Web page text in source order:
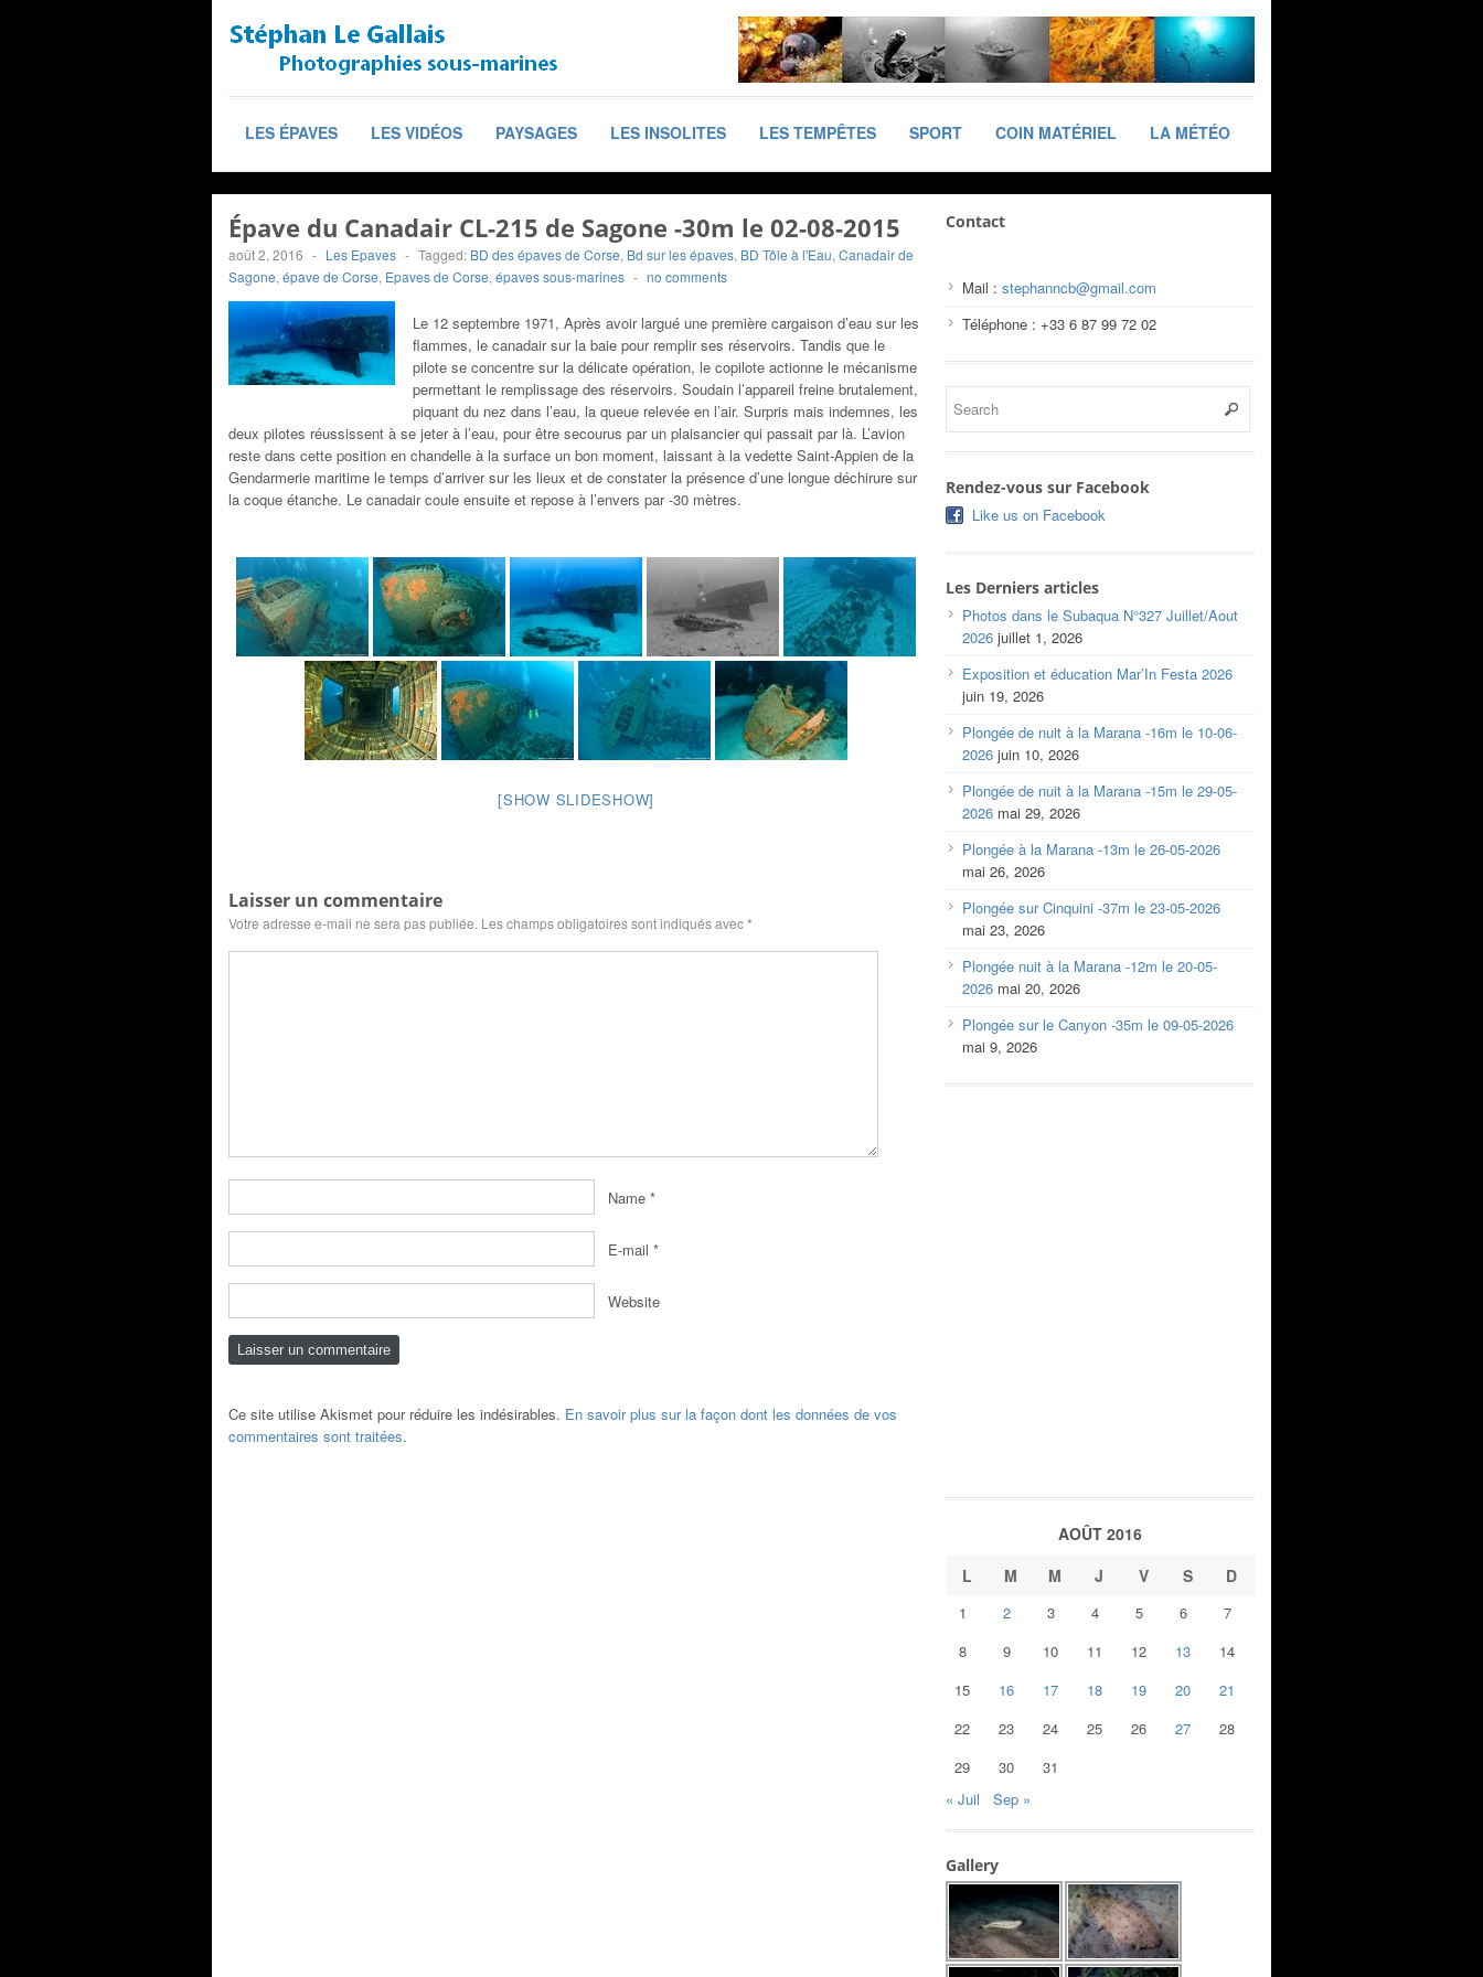
LES ÉPAVES LES VIDÉOS PAYSAGES LES INSOLITES LES TEMPÊTES SPORT COIN MATÉRIEL LA MÉTÉO
Épave du Canadair CL-215 de Sagone -30m le 02-08-2015
août 2, 2016 - Les Epaves - Tagged: BD des épaves de Corse, Bd sur les épaves, BD Tôle à l'Eau, Canadair de
Sagone, épave de Corse, Epaves de Corse, épaves sous-marines - no comments
Le 12 septembre 1971, Après avoir largué une première cargaison d’eau sur les
flammes, le canadair sur la baie pour remplir ses réservoirs. Tandis que le
pilote se concentre sur la délicate opération, le copilote actionne le mécanisme
permettant le remplissage des réservoirs. Soudain l’appareil freine brutalement,
piquant du nez dans l’eau, la queue relevée en l’air. Surpris mais indemnes, les
deux pilotes réussissent à se jeter à l’eau, pour être secourus par un plaisancier qui passait par là. L’avion
reste dans cette position en chandelle à la surface un bon moment, laissant à la vedette Saint-Appien de la
Gendarmerie maritime le temps d’arriver sur les lieux et de constater la présence d’une longue déchirure sur
la coque étanche. Le canadair coule ensuite et repose à l’envers par -30 mètres.
[SHOW SLIDESHOW]
Laisser un commentaire
Votre adresse e-mail ne sera pas publiée. Les champs obligatoires sont indiqués avec*
Name *
E-mail *
Website
Ce site utilise Akismet pour réduire les indésirables. En savoir plus sur la façon dont les données de vos
commentaires sont traitées.
Contact
Mail : stephanncb@gmail.com
Téléphone : +33 6 87 99 72 02
Rendez-vous sur Facebook
Like us on Facebook
Les Derniers articles
Photos dans le Subaqua N°327 Juillet/Aout
2026 juillet 1, 2026
Exposition et éducation Mar’In Festa 2026
juin 19, 2026
Plongée de nuit à la Marana -16m le 10-06-
2026 juin 10, 2026
Plongée de nuit à la Marana -15m le 29-05-
2026 mai 29, 2026
Plongée à la Marana -13m le 26-05-2026
mai 26, 2026
Plongée sur Cinquini -37m le 23-05-2026
mai 23, 2026
Plongée nuit à la Marana -12m le 20-05-
2026 mai 20, 2026
Plongée sur le Canyon -35m le 09-05-2026
mai 9, 2026
AOÛT 2016
L
M M J V S D
1 2 3 4 5 6
7
8
9 10 11 12 13
14
15
16 17 18 19 20
21
22
23 24 25 26 27
28
29
30
31
« Juil
Sep »
Gallery